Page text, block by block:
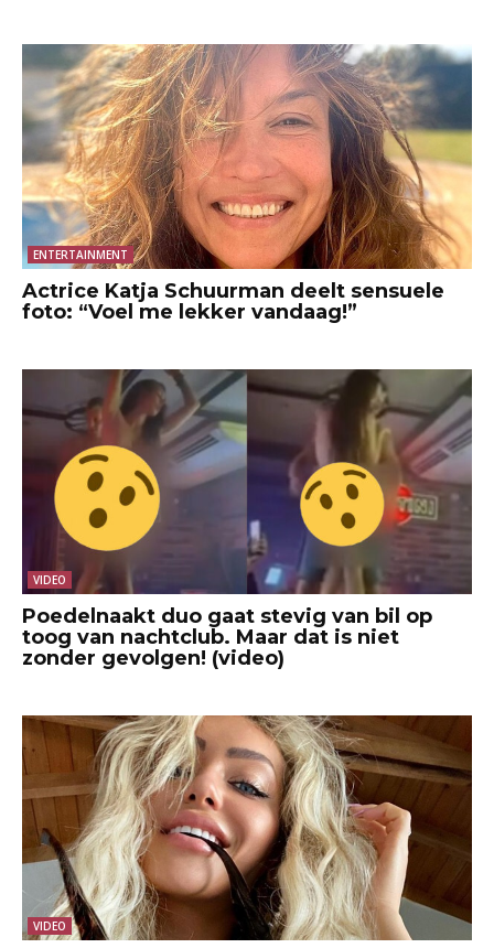
ENTERTAINMENT
Actrice Katja Schuurman deelt sensuele
foto: “Voel me lekker vandaag!”
VIDEO
Poedelnaakt duo gaat stevig van bil op
toog van nachtclub. Maar dat is niet
zonder gevolgen! (video)
VIDEO